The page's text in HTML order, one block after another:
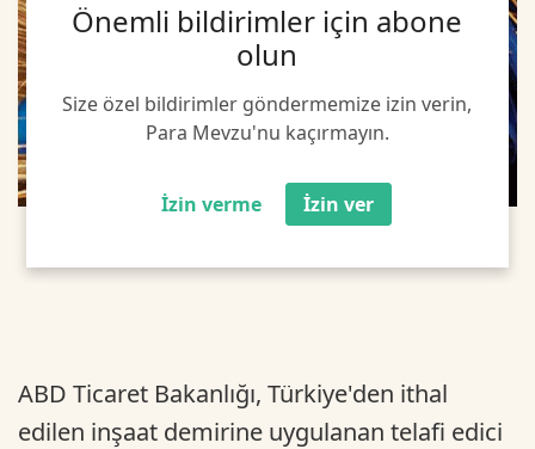
Önemli bildirimler için abone
olun
Size özel bildirimler göndermemize izin verin,
Para Mevzu'nu kaçırmayın.
İzin verme İzin ver
ABD Ticaret Bakanlığı, Türkiye'den ithal
edilen inşaat demirine uygulanan telafi edici